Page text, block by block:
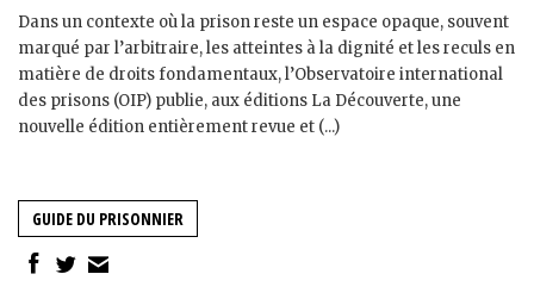
Dans un contexte où la prison reste un espace opaque, souvent
marqué par l’arbitraire, les atteintes à la dignité et les reculs en
matière de droits fondamentaux, l’Observatoire international
des prisons (OIP) publie, aux éditions La Découverte, une
nouvelle édition entièrement revue et (...)
GUIDE DU PRISONNIER